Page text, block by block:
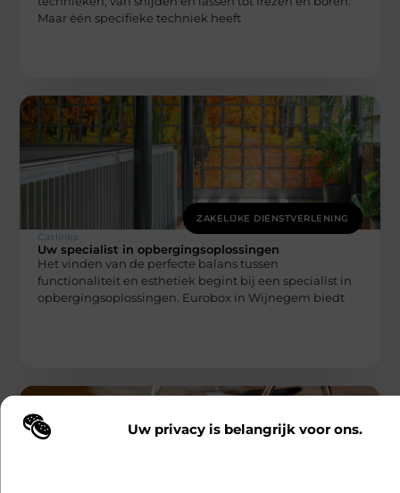
Uw privacy is belangrijk voor ons.
Wij maken gebruik van cookies en vergelijkbare technologieën om te
Maar één specifieke techniek heeft
ZAKELIJKE DIENSTVERLENING
Carlinks
Uw specialist in opbergingsoplossingen
Het vinden van de perfecte balans tussen
functionaliteit en esthetiek begint bij een specialist in
opbergingsoplossingen. Eurobox in Wijnegem biedt